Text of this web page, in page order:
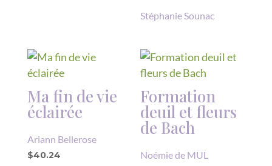
Stéphanie Sounac
Ma fin de vie
éclairée
Ariann Bellerose
$40.24
Formation
deuil et fleurs
de Bach
Noémie de MUL